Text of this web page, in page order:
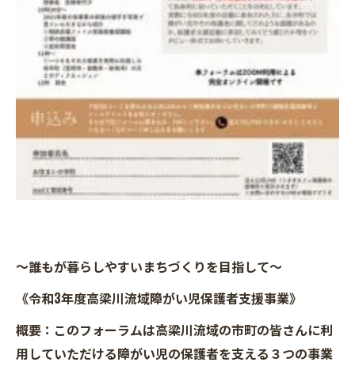
～誰もが暮らしやすいまちづくりを目指して～
《令和3年度高梁川流域障がい児保護者支援事業》
概要：このフォーラムは高梁川流域の市町の皆さんに利
用していただける障がい児の保護者を支える３つの事業